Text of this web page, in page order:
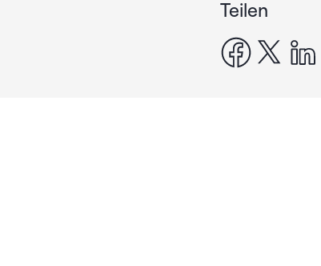
Teilen
facebook
x